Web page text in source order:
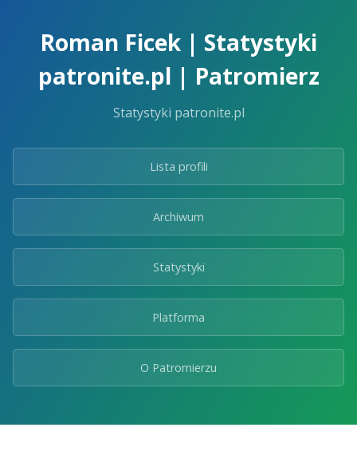
Roman Ficek | Statystyki
patronite.pl | Patromierz
Statystyki patronite.pl
Lista profili
Archiwum
Statystyki
Platforma
O Patromierzu